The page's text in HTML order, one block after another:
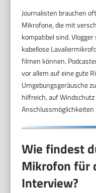
Journalisten brauchen
Mikrofone, die mit
kompatibel sind.
kabellose
filmen können.
vor allem auf eine gute
Umgebungsgeräusche
hilfreich, auf
Anschlussmöglichkeiten
Wie findest
Mikrofon für
Interview?